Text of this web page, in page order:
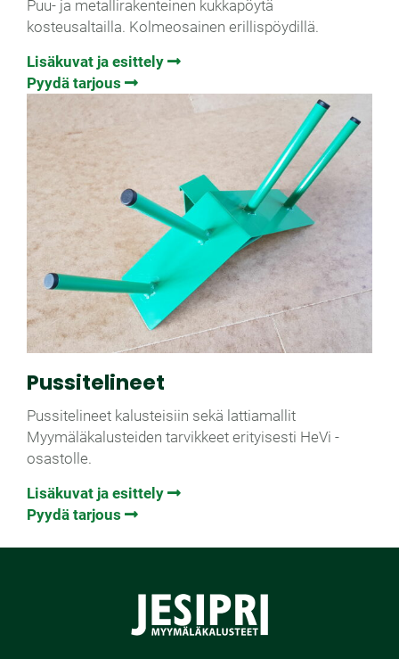
Puu- ja metallirakenteinen kukkapöytä
kosteusaltailla. Kolmeosainen erillispöydillä.
Lisäkuvat ja esittely
Pyydä tarjous
Pussitelineet
Pussitelineet kalusteisiin sekä lattiamallit
Myymäläkalusteiden tarvikkeet erityisesti HeVi -
osastolle.
Lisäkuvat ja esittely
Pyydä tarjous